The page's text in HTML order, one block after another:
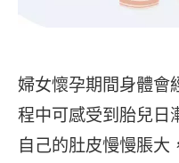
婦女懷孕期間身體會
程中可感受到胎兒日
自己的肚皮慢慢脹大